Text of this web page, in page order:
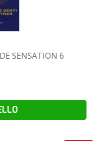
SENSATION 6